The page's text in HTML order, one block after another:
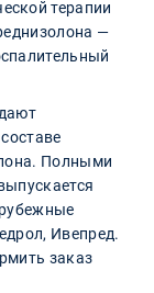
терапии
—
Полными
Ивепред.
заказ